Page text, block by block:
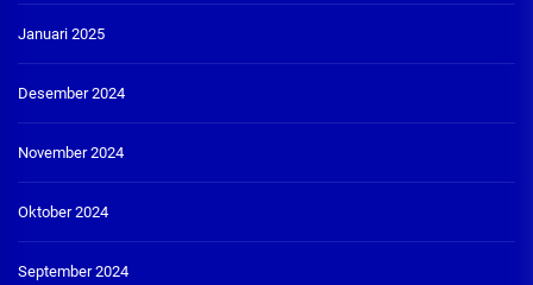
Januari 2025
Desember 2024
November 2024
Oktober 2024
September 2024